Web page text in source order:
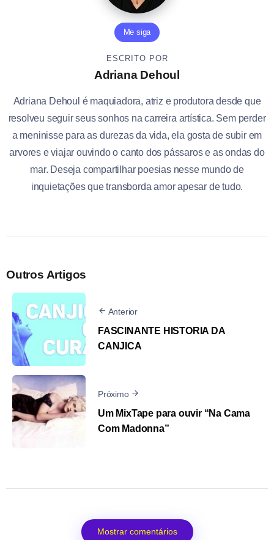
Me siga
ESCRITO POR
Adriana Dehoul
Adriana Dehoul é maquiadora, atriz e produtora desde que
resolveu seguir seus sonhos na carreira artística. Sem perder
a meninisse para as durezas da vida, ela gosta de subir em
arvores e viajar ouvindo o canto dos pássaros e as ondas do
mar. Deseja compartilhar poesias nesse mundo de
inquietações que transborda amor apesar de tudo.
Outros Artigos
Anterior
FASCINANTE HISTORIA DA
CANJICA
Próximo
Um MixTape para ouvir “Na Cama
Com Madonna”
Mostrar comentários